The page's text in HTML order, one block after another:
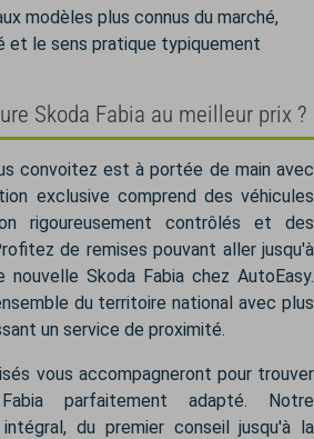
modèles plus connus du marché,
et le sens pratique typiquement
Skoda Fabia au meilleur prix ?
convoitez est à portée de main avec
exclusive comprend des véhicules
rigoureusement contrôlés et des
de remises pouvant aller jusqu'à
Skoda Fabia chez AutoEasy.
du territoire national avec plus
un service de proximité.
vous accompagneront pour trouver
parfaitement adapté. Notre
du premier conseil jusqu'à la